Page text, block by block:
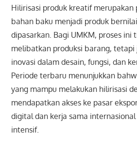
Hilirisasi produk kreatif merupakan
bahan baku menjadi produk
dipasarkan. Bagi UMKM, proses ini
melibatkan produksi barang, tetapi
inovasi dalam desain, fungsi, dan
Periode terbaru menunjukkan
yang mampu melakukan hilirisasi
mendapatkan akses ke pasar
digital dan kerja sama
intensif.